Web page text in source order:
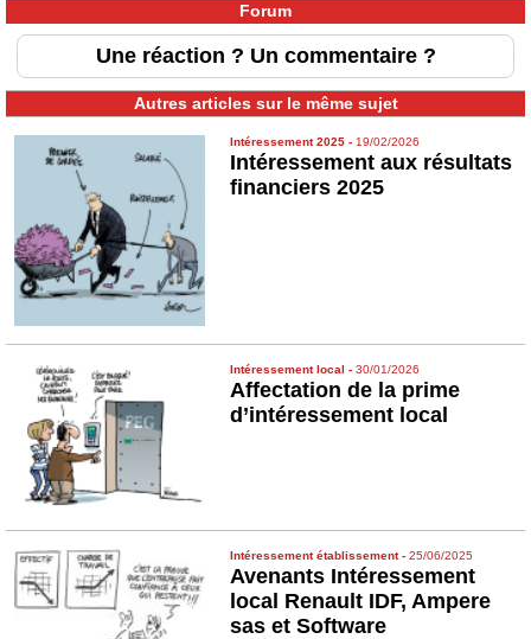
Forum
Une réaction ? Un commentaire ?
Autres articles sur le même sujet
Intéressement 2025 -19/02/2026
Intéressement aux résultats
financiers 2025
Intéressement local -30/01/2026
Affectation de la prime
d’intéressement local
Intéressement établissement-25/06/2025
Avenants Intéressement
local Renault IDF, Ampere
sas et Software